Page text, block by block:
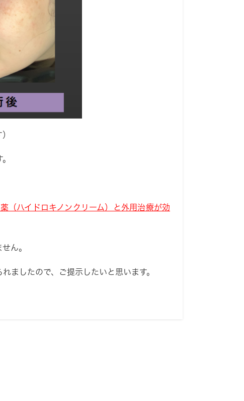
（ハイドロキノンクリーム）と外用治療が効
ん。
ましたので、ご提示したいと思います。